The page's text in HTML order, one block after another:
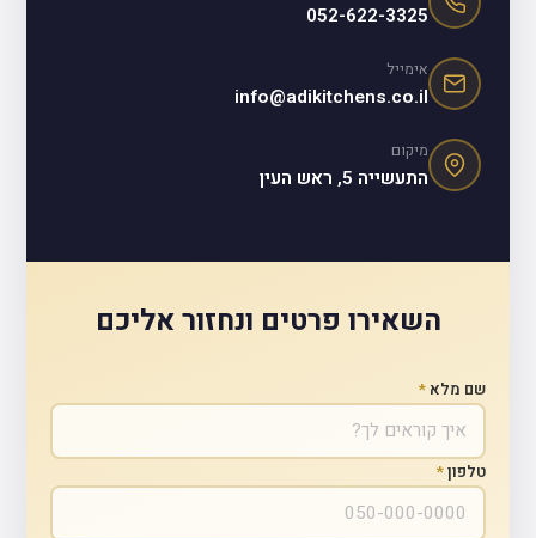
052-622-3325
אימייל
info@adikitchens.co.il
מיקום
התעשייה 5, ראש העין
השאירו פרטים ונחזור אליכם
שם מלא*
טלפון*